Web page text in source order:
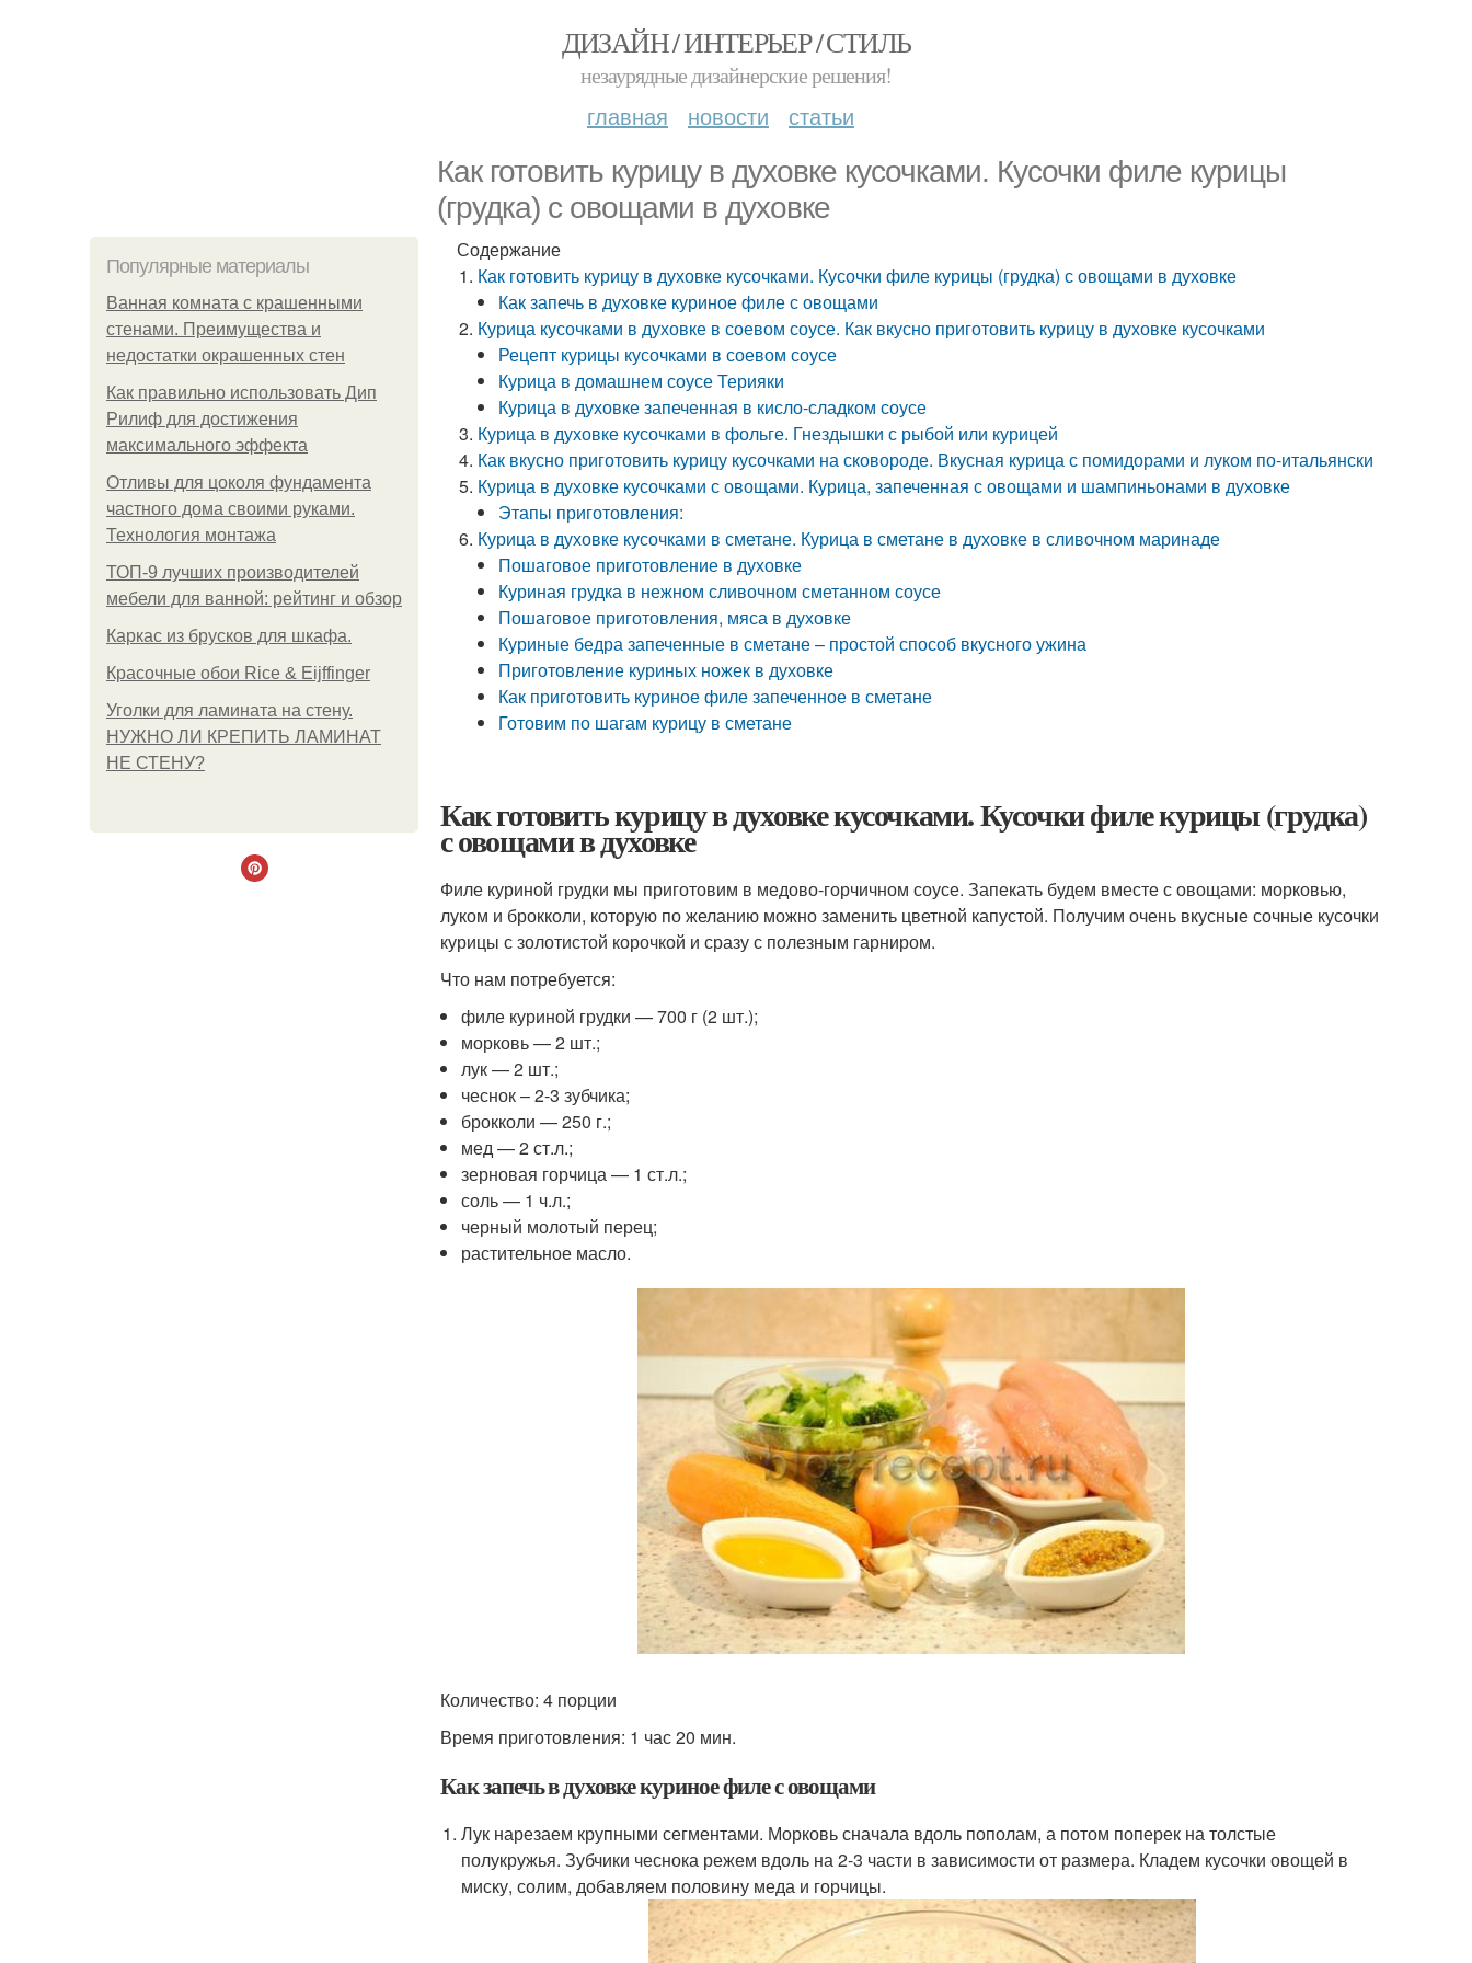
ДИЗАЙН / ИНТЕРЬЕР / СТИЛЬ
незаурядные дизайнерские решения!
главная новости статьи
Как готовить курицу в духовке кусочками. Кусочки филе курицы
(грудка) с овощами в духовке
Популярные материалы
Ванная комната с крашенными
стенами. Преимущества и
недостатки окрашенных стен
Как правильно использовать Дип
Рилиф для достижения
максимального эффекта
Отливы для цоколя фундамента
частного дома своими руками.
Технология монтажа
ТОП-9 лучших производителей
мебели для ванной: рейтинг и обзор
Каркас из брусков для шкафа.
Красочные обои Rice & Eijffinger
Уголки для ламината на стену.
НУЖНО ЛИ КРЕПИТЬ ЛАМИНАТ
НЕ СТЕНУ?
Содержание
Как готовить курицу в духовке кусочками. Кусочки филе курицы (грудка) с овощами в духовке
Как запечь в духовке куриное филе с овощами
Курица кусочками в духовке в соевом соусе. Как вкусно приготовить курицу в духовке кусочками
Рецепт курицы кусочками в соевом соусе
Курица в домашнем соусе Терияки
Курица в духовке запеченная в кисло-сладком соусе
Курица в духовке кусочками в фольге. Гнездышки с рыбой или курицей
Как вкусно приготовить курицу кусочками на сковороде. Вкусная курица с помидорами и луком по-итальянски
Курица в духовке кусочками с овощами. Курица, запеченная с овощами и шампиньонами в духовке
Этапы приготовления:
Курица в духовке кусочками в сметане. Курица в сметане в духовке в сливочном маринаде
Пошаговое приготовление в духовке
Куриная грудка в нежном сливочном сметанном соусе
Пошаговое приготовления, мяса в духовке
Куриные бедра запеченные в сметане – простой способ вкусного ужина
Приготовление куриных ножек в духовке
Как приготовить куриное филе запеченное в сметане
Готовим по шагам курицу в сметане
Как готовить курицу в духовке кусочками. Кусочки филе курицы (грудка)
с овощами в духовке
Филе куриной грудки мы приготовим в медово-горчичном соусе. Запекать будем вместе с овощами: морковью,
луком и брокколи, которую по желанию можно заменить цветной капустой. Получим очень вкусные сочные кусочки
курицы с золотистой корочкой и сразу с полезным гарниром.
Что нам потребуется:
филе куриной грудки — 700 г (2 шт.);
морковь — 2 шт.;
лук — 2 шт.;
чеснок – 2-3 зубчика;
брокколи — 250 г.;
мед — 2 ст.л.;
зерновая горчица — 1 ст.л.;
соль — 1 ч.л.;
черный молотый перец;
растительное масло.
Количество: 4 порции
Время приготовления: 1 час 20 мин.
Как запечь в духовке куриное филе с овощами
Лук нарезаем крупными сегментами. Морковь сначала вдоль пополам, а потом поперек на толстые
полукружья. Зубчики чеснока режем вдоль на 2-3 части в зависимости от размера. Кладем кусочки овощей в
миску, солим, добавляем половину меда и горчицы.